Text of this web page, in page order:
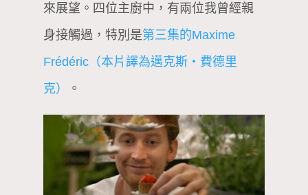
來展望。四位主廚中，有兩位我曾經親
身接觸過，特別是第三集的Maxime
Frédéric（本片譯為邁克斯・費德里
克）
。